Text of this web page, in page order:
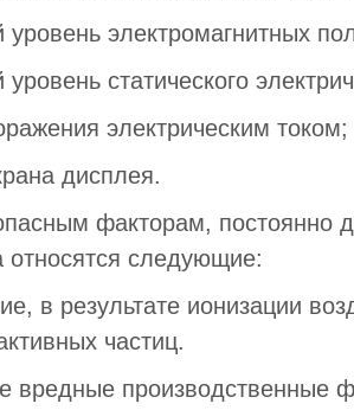
электромагнитных
статического
электрическим током;
дисплея.
факторам, постоянно
относятся следующие:
в результате ионизации
частиц.
вредные производственные